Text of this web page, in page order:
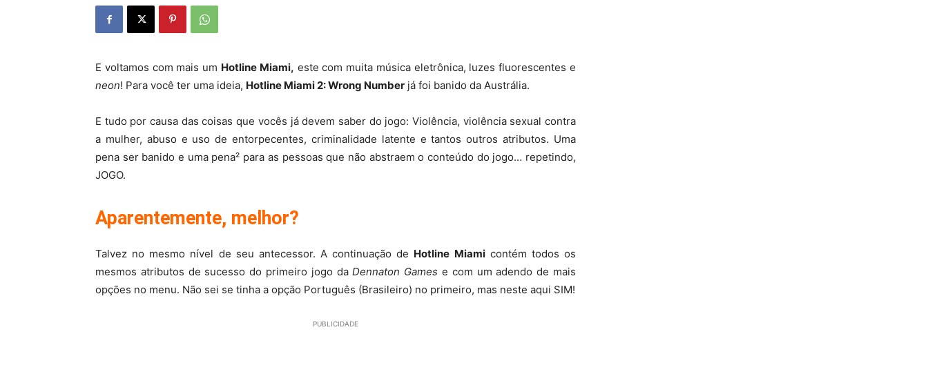
E voltamos com mais um Hotline Miami, este com muita música eletrônica, luzes fluorescentes e
neon! Para você ter uma ideia, Hotline Miami 2: Wrong Number já foi banido da Austrália.
E tudo por causa das coisas que vocês já devem saber do jogo: Violência, violência sexual contra
a mulher, abuso e uso de entorpecentes, criminalidade latente e tantos outros atributos. Uma
pena ser banido e uma pena² para as pessoas que não abstraem o conteúdo do jogo… repetindo,
JOGO.
Aparentemente, melhor?
Talvez no mesmo nível de seu antecessor. A continuação de Hotline Miamicontém todos os
mesmos atributos de sucesso do primeiro jogo daDennaton Games e com um adendo de mais
opções no menu. Não sei se tinha a opção Português (Brasileiro) no primeiro, mas neste aqui SIM!
PUBLICIDADE